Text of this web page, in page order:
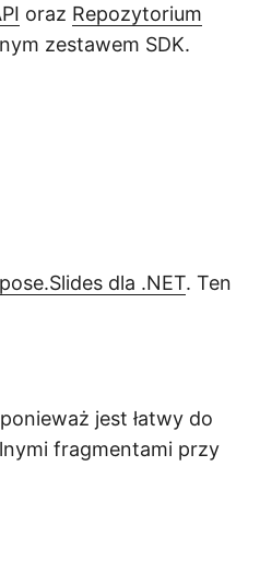
oraz Repozytorium
zestawem SDK.
dla .NET. Ten
jest łatwy do
fragmentami przy